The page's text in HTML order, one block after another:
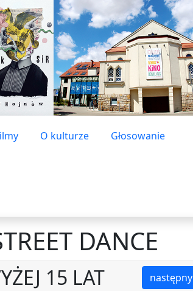
O kulturze Głosowanie
DANCE
następny
15 LAT